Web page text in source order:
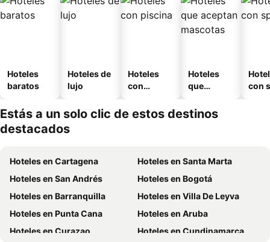
Hoteles
baratos
Hoteles de
lujo
Hoteles
con
Hoteles
que
mascotas
con
Estás a un solo clic de estos destinos
destacados
Hoteles en Cartagena
Hoteles en Santa Marta
Hoteles en San Andrés
Hoteles en Bogotá
Hoteles en Barranquilla
Hoteles en Villa De Leyva
Hoteles en Punta Cana
Hoteles en Aruba
Hoteles en Curazao
Hoteles en Cundinamarca